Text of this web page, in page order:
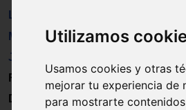
Utilizamos
Usamos cookies y otras
mejorar tu experiencia de
para mostrarte
Libros
Material
Juguetes
Formación
Directorio